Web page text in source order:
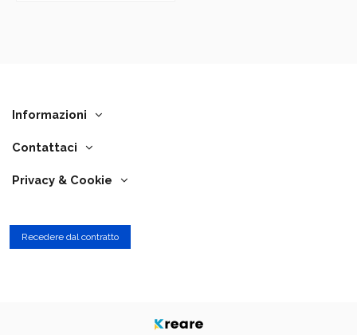
Informazioni
Contattaci
Privacy & Cookie
Recedere dal contratto